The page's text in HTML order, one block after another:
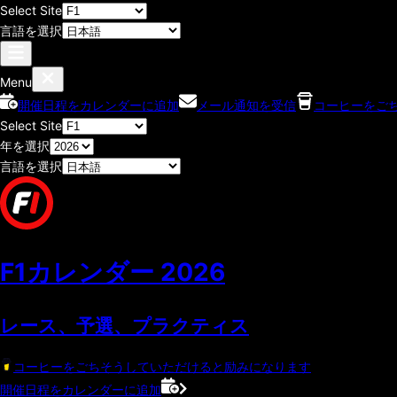
Select Site
言語を選択
Menu
開催日程をカレンダーに追加
メール通知を受信
コーヒーをご
Select Site
年を選択
言語を選択
F1カレンダー 2026
レース、予選、プラクティス
コーヒーをごちそうしていただけると励みになります
開催日程をカレンダーに追加